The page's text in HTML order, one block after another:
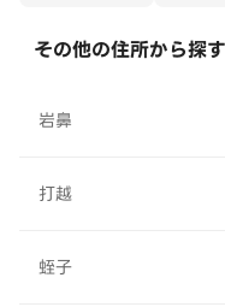
その他の住所から探す
岩鼻
打越
蛭子